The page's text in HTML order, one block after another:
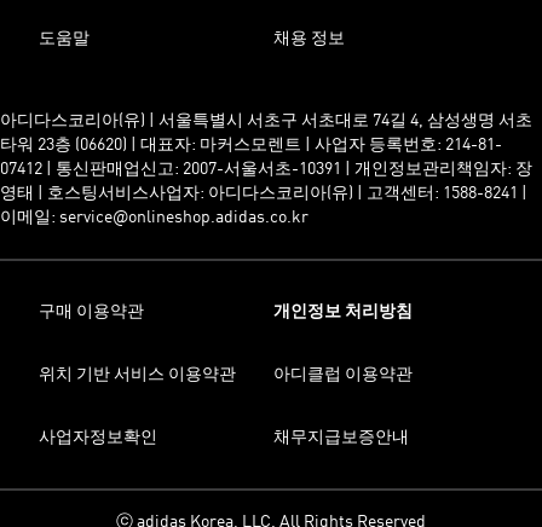
도움말 채용 정보
아디다스코리아(유) | 서울특별시 서초구 서초대로 74길 4, 삼성생명 서초
타워 23층 (06620) | 대표자: 마커스모렌트 | 사업자 등록번호: 214-81-
07412 | 통신판매업신고: 2007-서울서초-10391 | 개인정보관리책임자: 장
영태 | 호스팅서비스사업자: 아디다스코리아(유) | 고객센터: 1588-8241 |
이메일: service@onlineshop.adidas.co.kr
구매 이용약관 개인정보 처리방침
위치 기반 서비스 이용약관 아디클럽 이용약관
사업자정보확인 채무지급보증안내
ⓒ adidas Korea, LLC. All Rights Reserved